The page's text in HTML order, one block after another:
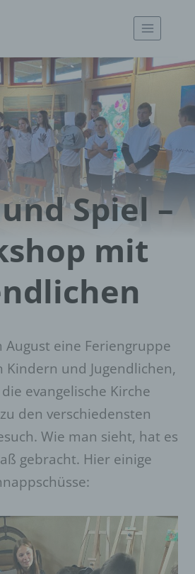
Spiel –
mit
August eine Feriengruppe
Kindern und Jugendlichen,
evangelische Kirche
den verschiedensten
Wie man sieht, hat es
gebracht. Hier einige